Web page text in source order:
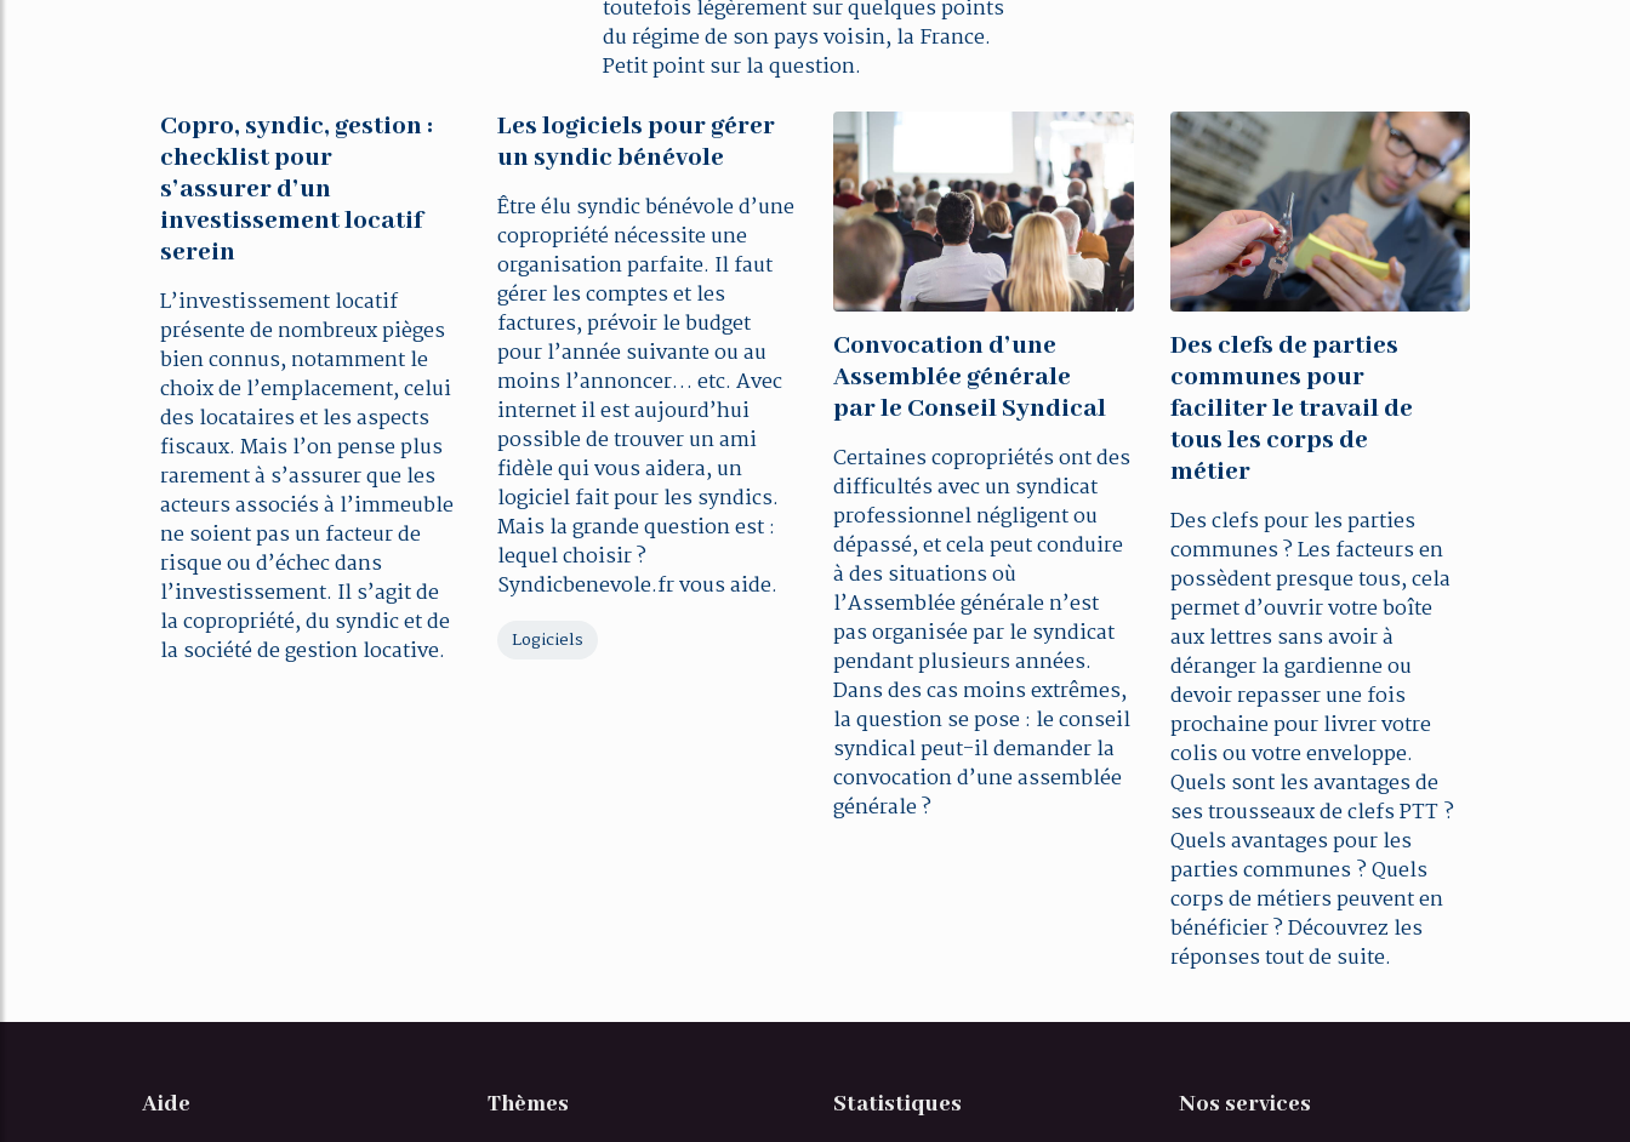
toutefois légèrement sur quelques points
du régime de son pays voisin, la France.
Petit point sur la question.
Copro, syndic, gestion :
checklist pour
s’assurer d’un
investissement locatif
serein
L’investissement locatif
présente de nombreux pièges
bien connus, notamment le
choix de l’emplacement, celui
des locataires et les aspects
fiscaux. Mais l’on pense plus
rarement à s’assurer que les
acteurs associés à l’immeuble
ne soient pas un facteur de
risque ou d’échec dans
l’investissement. Il s’agit de
la copropriété, du syndic et de
la société de gestion locative.
Les logiciels pour gérer
un syndic bénévole
Être élu syndic bénévole d’une
copropriété nécessite une
organisation parfaite. Il faut
gérer les comptes et les
factures, prévoir le budget
pour l’année suivante ou au
moins l’annoncer… etc. Avec
internet il est aujourd’hui
possible de trouver un ami
fidèle qui vous aidera, un
logiciel fait pour les syndics.
Mais la grande question est :
lequel choisir ?
Syndicbenevole.fr vous aide.
Logiciels
Convocation d’une
Assemblée générale
par le Conseil Syndical
Certaines copropriétés ont des
difficultés avec un syndicat
professionnel négligent ou
dépassé, et cela peut conduire
à des situations où
l’Assemblée générale n’est
pas organisée par le syndicat
pendant plusieurs années.
Dans des cas moins extrêmes,
la question se pose : le conseil
syndical peut-il demander la
convocation d’une assemblée
générale ?
Des clefs de parties
communes pour
faciliter le travail de
tous les corps de
métier
Des clefs pour les parties
communes ? Les facteurs en
possèdent presque tous, cela
permet d’ouvrir votre boîte
aux lettres sans avoir à
déranger la gardienne ou
devoir repasser une fois
prochaine pour livrer votre
colis ou votre enveloppe.
Quels sont les avantages de
ses trousseaux de clefs PTT ?
Quels avantages pour les
parties communes ? Quels
corps de métiers peuvent en
bénéficier ? Découvrez les
réponses tout de suite.
Aide Thèmes Statistiques Nos services